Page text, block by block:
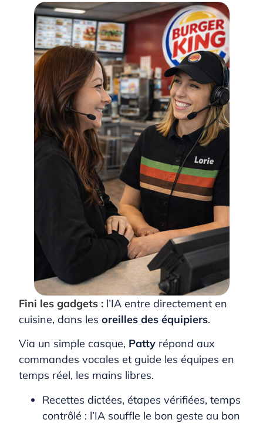
Fini les gadgets : l’IA entre directement en
cuisine, dans les oreilles des équipiers.
Via un simple casque, Patty répond aux
commandes vocales et guide les équipes en
temps réel, les mains libres.
Recettes dictées, étapes vérifiées, temps
contrôlé : l’IA souffle le bon geste au bon